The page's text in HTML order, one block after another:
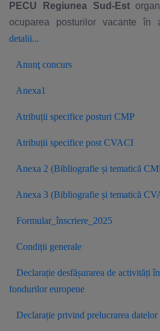
PECU Regiunea Sud-Est
ocuparea posturilor vacante în
detalii...
Anunţ concurs
Anexa1
Atribuții specifice posturi CMP
Atribuții specifice post CVACI
Anexa 2 (Bibliografie și tematică
Anexa 3 (Bibliografie și tematică
Formular_înscriere_2025
Condiții generale
Declarație desfășurarea de activități
fondurilor europene
Declarație privind prelucrarea datelor